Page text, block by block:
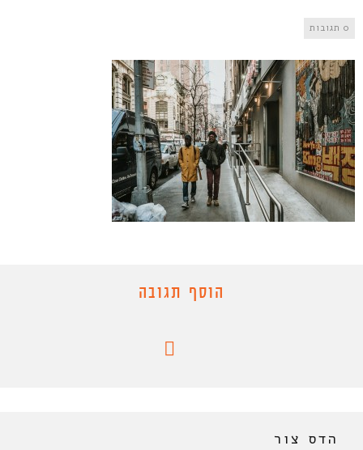
0 תגובות
הוסף תגובה
הדס צור